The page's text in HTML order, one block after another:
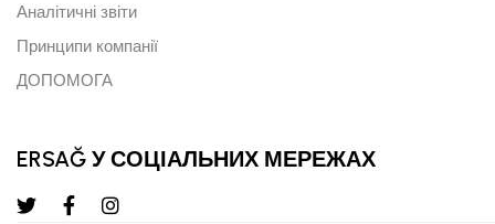
Аналітичні звіти
Принципи компанії
ДОПОМОГА
ERSAĞ У СОЦІАЛЬНИХ МЕРЕЖАХ